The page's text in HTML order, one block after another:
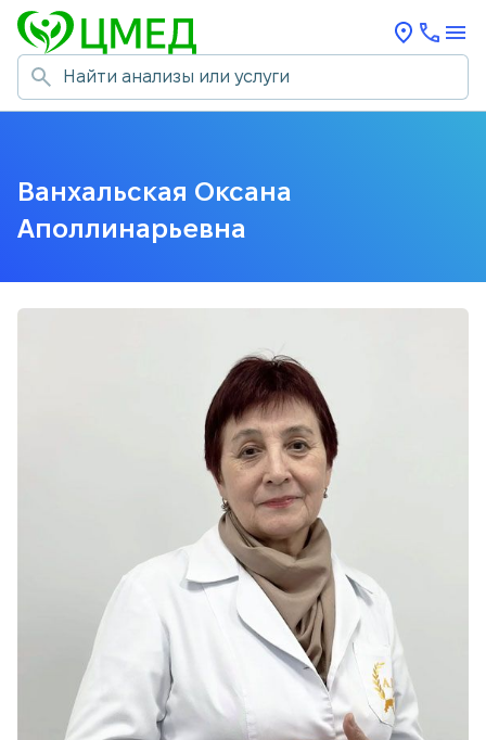
Ванхальская Оксана
Аполлинарьевна